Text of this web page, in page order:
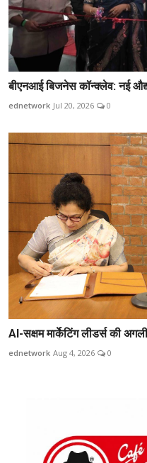
बीएनआई बिजनेस कॉन्क्लेव: नई
ednetwork Jul 20, 2026 0
AI-सक्षम मार्केटिंग लीडर्स की
ednetwork Aug 4, 2026 0